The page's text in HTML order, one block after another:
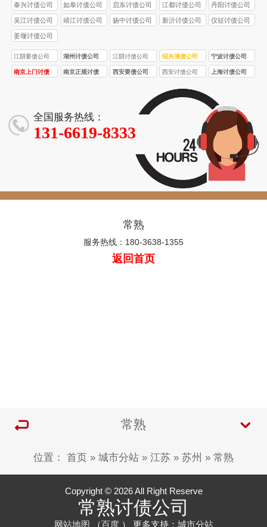
泰兴讨债公司 如皋讨债公司 启东讨债公司 江都讨债公司 丹阳讨债公司
吴江讨债公司 靖江讨债公司 扬中讨债公司 新沂讨债公司 仪征讨债公司
姜堰讨债公司
江阴要债公司 湖州讨债公司 江阴讨债公司 绍兴清债公司 宁波讨债公司
南京上门讨债
南京正规讨债
西安要债公司 西安讨债公司 上海讨债公司
全国服务热线：
131-6619-8333
常熟
服务热线：180-3638-1355
返回首页
常熟
位置： 首页 » 城市分站 » 江苏 » 苏州 » 常熟
Copyright © 2026 All Right Reserve
常熟讨债公司
网站地图 （百度） 更多支持： 城市分站